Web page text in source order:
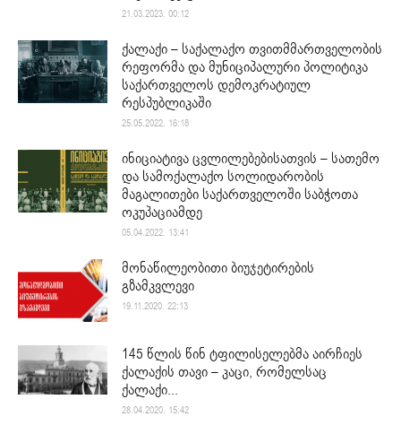
21.03.2023. 00:12
ქალაქი – საქალაქო თვითმმართველობის
რეფორმა და მუნიციპალური პოლიტიკა
საქართველოს დემოკრატიულ
რესპუბლიკაში
25.05.2022. 16:18
ინიციატივა ცვლილებებისათვის – სათემო
და სამოქალაქო სოლიდარობის
მაგალითები საქართველოში საბჭოთა
ოკუპაციამდე
05.04.2022. 13:41
მონაწილეობითი ბიუჯეტირების
გზამკვლევი
19.11.2020. 22:13
145 წლის წინ ტფილისელებმა აირჩიეს
ქალაქის თავი – კაცი, რომელსაც
ქალაქი...
28.04.2020. 15:42